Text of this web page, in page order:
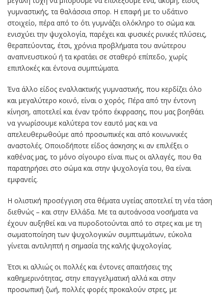
γυμναστικής, τα θαλάσσια σπορ. Η επαφή με το υδάτινο
στοιχείο, πέρα από το ότι γυμνάζει ολόκληρο το σώμα και
ενισχύει την ψυχολογία, παρέχει και φυσικές ρινικές πλύσεις,
θεραπεύοντας, έτσι, χρόνια προβλήματα του ανώτερου
αναπνευστικού ή τα κρατάει σε σταθερό επίπεδο, χωρίς
επιπλοκές και έντονα συμπτώματα.
Ένα άλλο είδος εναλλακτικής γυμναστικής, που κερδίζει όλο
και μεγαλύτερο κοινό, είναι ο χορός. Πέρα από την έντονη
κίνηση, αποτελεί και έναν τρόπο έκφρασης, που μας βοηθάει
να γνωρίσουμε καλύτερα τον εαυτό μας και να
απελευθερωθούμε από προσωπικές και από κοινωνικές
αναστολές. Οποιοδήποτε είδος άσκησης κι αν επιλέξει ο
καθένας μας, το μόνο σίγουρο είναι πως οι αλλαγές, που θα
παρατηρήσει στο σώμα και στην ψυχολογία του, θα είναι
εμφανείς.
Η ολιστική προσέγγιση στα θέματα υγείας αποτελεί τη νέα τάση
διεθνώς – και στην Ελλάδα. Με τα αυτοάνοσα νοσήματα να
έχουν αυξηθεί και να πυροδοτούνται από το στρες και με τη
σωματοποίηση των ψυχολογικών συμπτωμάτων, εύκολα
γίνεται αντιληπτή η σημασία της καλής ψυχολογίας.
Έτσι κι αλλιώς οι πολλές και έντονες απαιτήσεις της
καθημερινότητας, στην επαγγελματική αλλά και στην
προσωπική ζωή, πολλές φορές προκαλούν στρες, με